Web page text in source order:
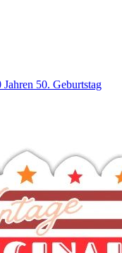
Jahren 50. Geburtstag